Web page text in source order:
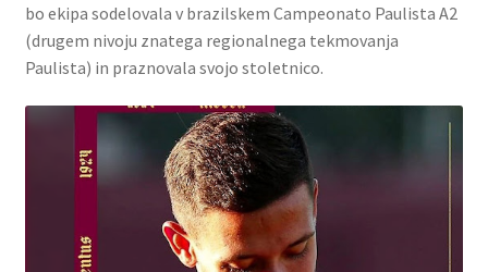
bo ekipa sodelovala v brazilskem Campeonato Paulista A2
(drugem nivoju znatega regionalnega tekmovanja
Paulista) in praznovala svojo stoletnico.